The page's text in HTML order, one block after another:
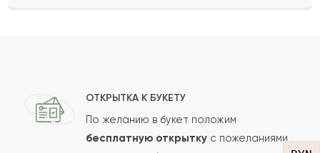
Ваш e-mailОТКРЫТКА К БУКЕТУ
По желанию в букет положим
бесплатную открытку с пожеланиями